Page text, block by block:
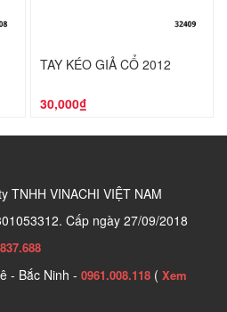
TAY KÉO GIẢ CỔ 2012
30,000₫
TNHH VINACHI VIỆT NAM
Cấp ngày 27/09/2018
- Bắc Ninh - 0961.008.118 ( Xem